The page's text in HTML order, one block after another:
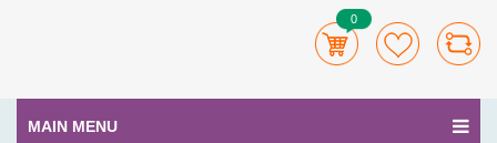
0
MAIN MENU